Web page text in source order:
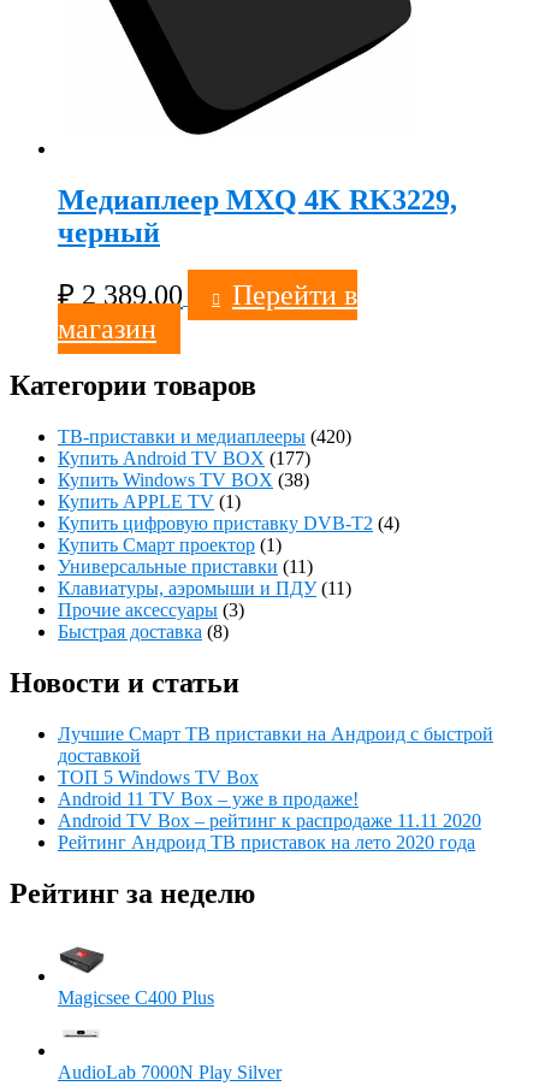
Медиаплеер MXQ 4K RK3229,
черный
₽ 2 389.00
Перейти в
магазин
Категории товаров
ТВ-приставки и медиаплееры (420)
Купить Android TV BOX (177)
Купить Windows TV BOX (38)
Купить APPLE TV (1)
Купить цифровую приставку DVB-T2 (4)
Купить Смарт проектор (1)
Универсальные приставки (11)
Клавиатуры, аэромыши и ПДУ (11)
Прочие аксессуары (3)
Быстрая доставка (8)
Новости и статьи
Лучшие Смарт ТВ приставки на Андроид с быстрой
доставкой
ТОП 5 Windows TV Box
Android 11 TV Box – уже в продаже!
Android TV Box – рейтинг к распродаже 11.11 2020
Рейтинг Андроид ТВ приставок на лето 2020 года
Рейтинг за неделю
Magicsee C400 Plus
AudioLab 7000N Play Silver